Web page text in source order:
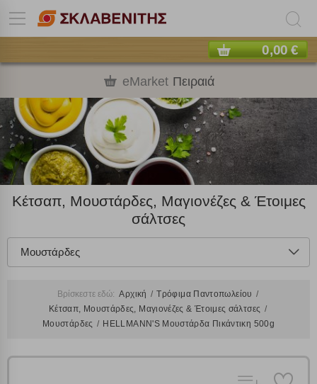
0,00 €
eMarket Πειραιά
Κέτσαπ, Μουστάρδες, Μαγιονέζες & Έτοιμες
σάλτσες
Μουστάρδες
Βρίσκεστε εδώ: Αρχική
Τρόφιμα Παντοπωλείου
Κέτσαπ, Μουστάρδες, Μαγιονέζες & Έτοιμες σάλτσες
Μουστάρδες
HELLMANN'S Μουστάρδα Πικάντικη 500g